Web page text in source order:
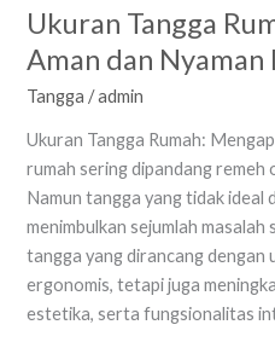
Ukuran Tangga
Aman dan Nyaman
Tangga /admin
Ukuran Tangga Rumah:
rumah sering dipandang remeh
Namun tangga yang tidak ideal
menimbulkan sejumlah masalah
tangga yang dirancang dengan
ergonomis, tetapi juga
estetika, serta fungsionalitas